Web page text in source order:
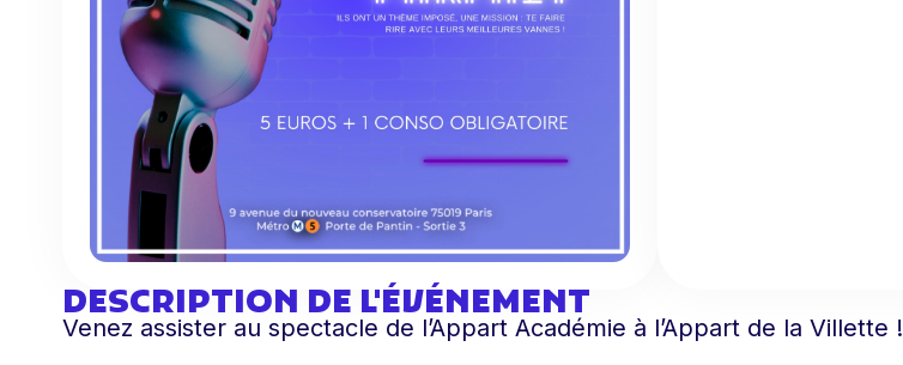
DESCRIPTION DE L'ÉVÉNEMENT
Venez assister au spectacle de l’Appart Académie à l’Appart de la Villette !